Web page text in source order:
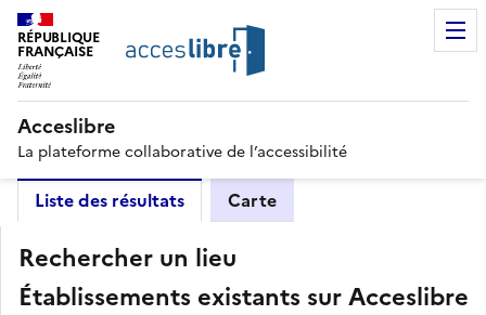
RÉPUBLIQUE
FRANÇAISE
Acceslibre
La plateforme collaborative de l’accessibilité
Liste des résultats Carte
Rechercher un lieu
Établissements existants sur Acceslibre